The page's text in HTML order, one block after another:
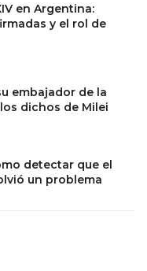
en Argentina:
y el rol de
embajador de la
dichos de Milei
detectar que el
un problema